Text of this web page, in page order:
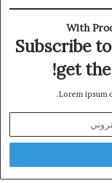
With
Subscribe
get
Lorem ipsum